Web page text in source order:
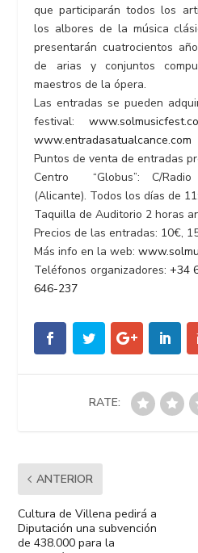
que participarán todos los
los albores de la música
presentarán cuatrocientos
de arias y conjuntos
maestros de la ópera.
Las entradas se pueden
festival:
www.entradasatualcance.com
Puntos de venta de entradas
Centro “Globus”: C/
(Alicante). Todos los días de
Taquilla de Auditorio 2 horas
Precios de las entradas: 10€,
Más info en la web:
Teléfonos organizadores: +34
646-237
RATE:
ANTERIOR
Cultura de Villena pedirá a
Diputación una subvención
de 438.000 para la